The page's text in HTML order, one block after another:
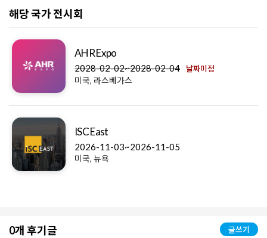
해당 국가 전시회
AHR Expo
2028-02-02~2028-02-04 날짜미정
미국, 라스베가스
ISC East
2026-11-03~2026-11-05
미국, 뉴욕
0개 후기글 글쓰기